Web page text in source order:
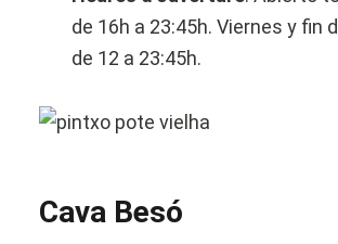
de 16h a 23:45h. Viernes y fin
de 12 a 23:45h.
Cava Besó